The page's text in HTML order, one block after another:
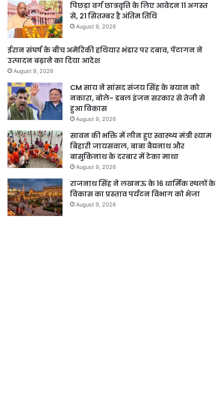
पिछड़ा वर्ग छात्रवृत्ति के लिए आवेदन 11 अगस्त
से, 21 सितम्बर है अंतिम तिथि
August 9, 2026
ईरान संघर्ष के बीच अमेरिकी हथियार भंडार पर दबाव, पेंटागन ने
उत्पादन बढ़ाने का दिया आदेश
August 9, 2026
CM साय ने सांसद संजय सिंह के बयान को
नकारा, बोले- डबल इंजन सरकार से तेजी से
हुआ विकास
August 9, 2026
सावन की भक्ति में लीन हुए स्वास्थ्य मंत्री श्याम
बिहारी जायसवाल, बाबा बैद्यनाथ और
बासुकिनाथ के दरबार में टेका माथा
August 9, 2026
राजनाथ सिंह ने लखनऊ के 16 धार्मिक स्थलों के
विकास का प्रस्ताव पर्यटन विभाग को भेजा
August 9, 2026